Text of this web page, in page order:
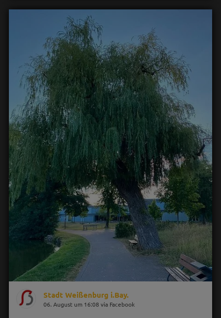
Stadt Weißenburg i.Bay.
06. August um 16:08 via Facebook